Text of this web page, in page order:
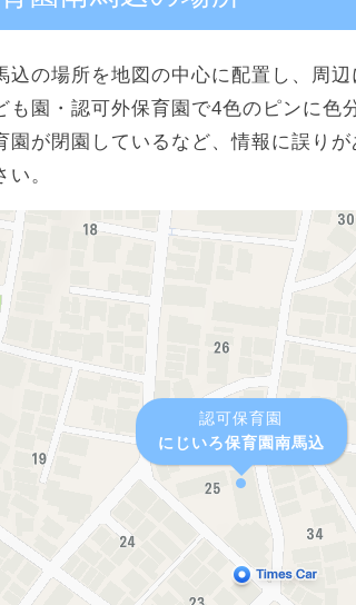
込の場所を地図の中心に配置し、周
も園・認可外保育園で4色のピンに色
園が閉園しているなど、情報に誤りが
。
認可保育園
にじいろ保育園南馬込